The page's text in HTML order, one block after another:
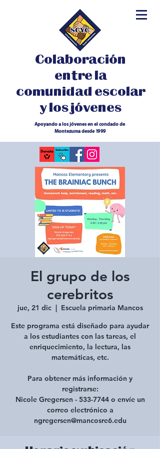
Colaboración
entre la
comunidad escolar
y los jóvenes
Apoyando a los jóvenes en el condado de
Montezuma desde 1999
El grupo de los
cerebritos
jue, 21 dic
  |
Escuela primaria Mancos
Este programa está diseñado para ayudar
a los estudiantes con las tareas, el
enriquecimiento, la lectura, las
matemáticas, etc.
Para obtener más información y
registrarse:
Nicole Gregersen - 533-7744 o envíe un
correo electrónico a
ngregersen@mancosre6.edu